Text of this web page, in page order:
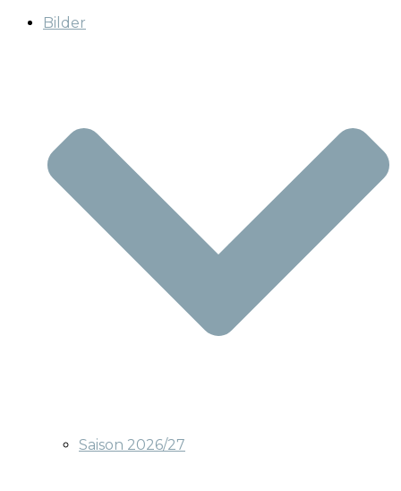
Bilder
Saison 2026/27